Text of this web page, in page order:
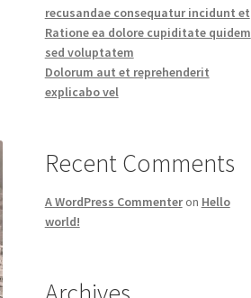
recusandae consequatur incidunt et
Ratione ea dolore cupiditate quidem
sed voluptatem
Dolorum aut et reprehenderit
explicabo vel
Recent Comments
A WordPress Commenteron Hello
world!